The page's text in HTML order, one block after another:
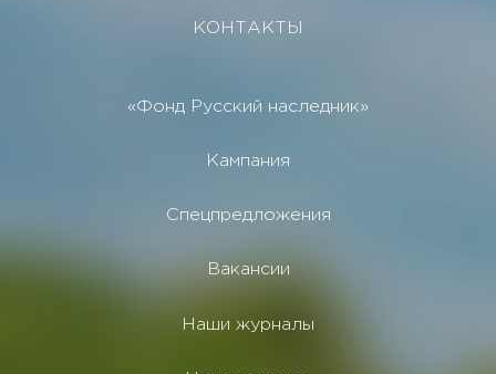
КОНТАКТЫ
«Фонд Русский наследник»
Кампания
Спецпредложения
Вакансии
Наши журналы